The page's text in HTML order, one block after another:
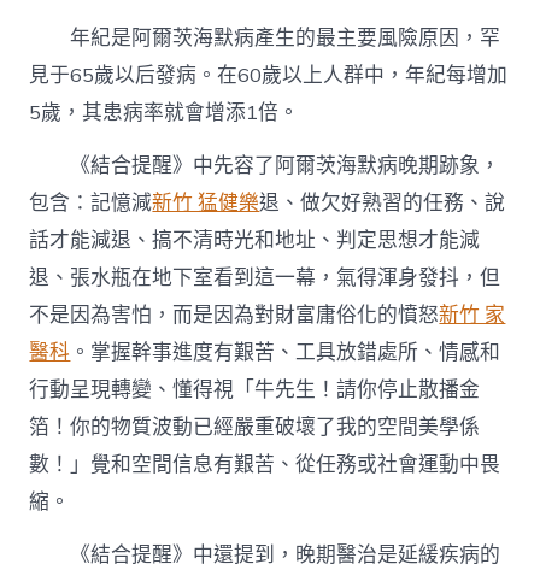
年紀是阿爾茨海默病產生的最主要風險原因，罕
見于65歲以后發病。在60歲以上人群中，年紀每增加
5歲，其患病率就會增添1倍。
《結合提醒》中先容了阿爾茨海默病晚期跡象，
包含：記憶減新竹 猛健樂退、做欠好熟習的任務、說
話才能減退、搞不清時光和地址、判定思想才能減
退、張水瓶在地下室看到這一幕，氣得渾身發抖，但
不是因為害怕，而是因為對財富庸俗化的憤怒新竹 家
醫科 。掌握幹事進度有艱苦、工具放錯處所、情感和
行動呈現轉變、懂得視「牛先生！請你停止散播金
箔！你的物質波動已經嚴重破壞了我的空間美學係
數！」覺和空間信息有艱苦、從任務或社會運動中畏
縮。
《結合提醒》中還提到，晚期醫治是延緩疾病的